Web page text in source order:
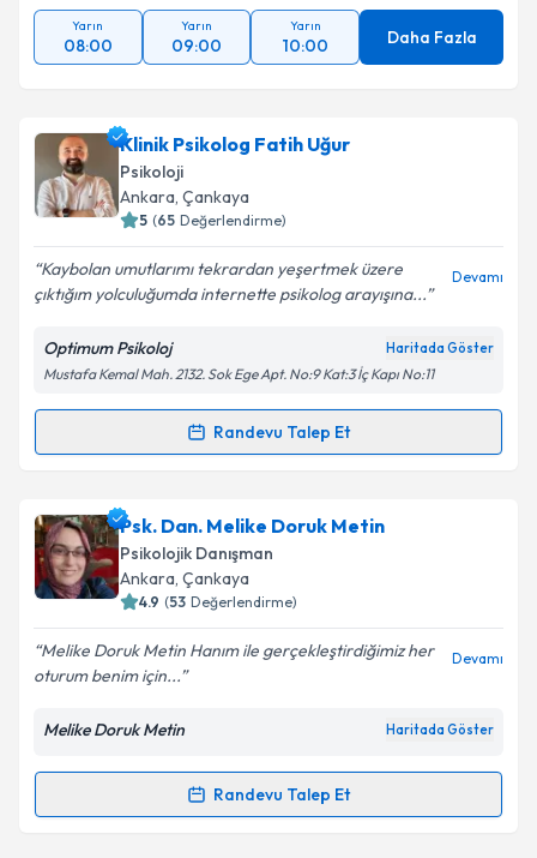
Yarın
08:00
Yarın
09:00
Yarın
10:00 Daha Fazla
Klinik Psikolog Fatih Uğur
Psikoloji
Ankara, Çankaya
5 (65 Değerlendirme)
Kaybolan umutlarımı tekrardan yeşertmek üzere
çıktığım yolculuğumda internette psikolog arayışına...
Devamı
Optimum Psikoloj Haritada Göster
Mustafa Kemal Mah. 2132. Sok Ege Apt. No:9 Kat:3 İç Kapı No:11
Randevu Talep Et
Randevu Takvimi Talebi
Klinik Psikolog Fatih Uğuriçin randevu takvimi
talebi oluşturun. Size bu uzmandan randevu almanız
için bir takvim hazırlandığında e-posta ile
bilgilendireceğiz.
E-posta Adresiniz
'ni okudum ve kişisel verilerimin belirtilen
kapsamda işlenmesini kabul ediyorum.
Psk. Dan. Melike Doruk Metin
Psikolojik Danışman
Ankara, Çankaya
4.9 (53 Değerlendirme)
Melike Doruk Metin Hanım ile gerçekleştirdiğimiz her
oturum benim için...
Devamı
Melike Doruk Metin Haritada Göster
Randevu Talep Et
Randevu Takvimi Talebi